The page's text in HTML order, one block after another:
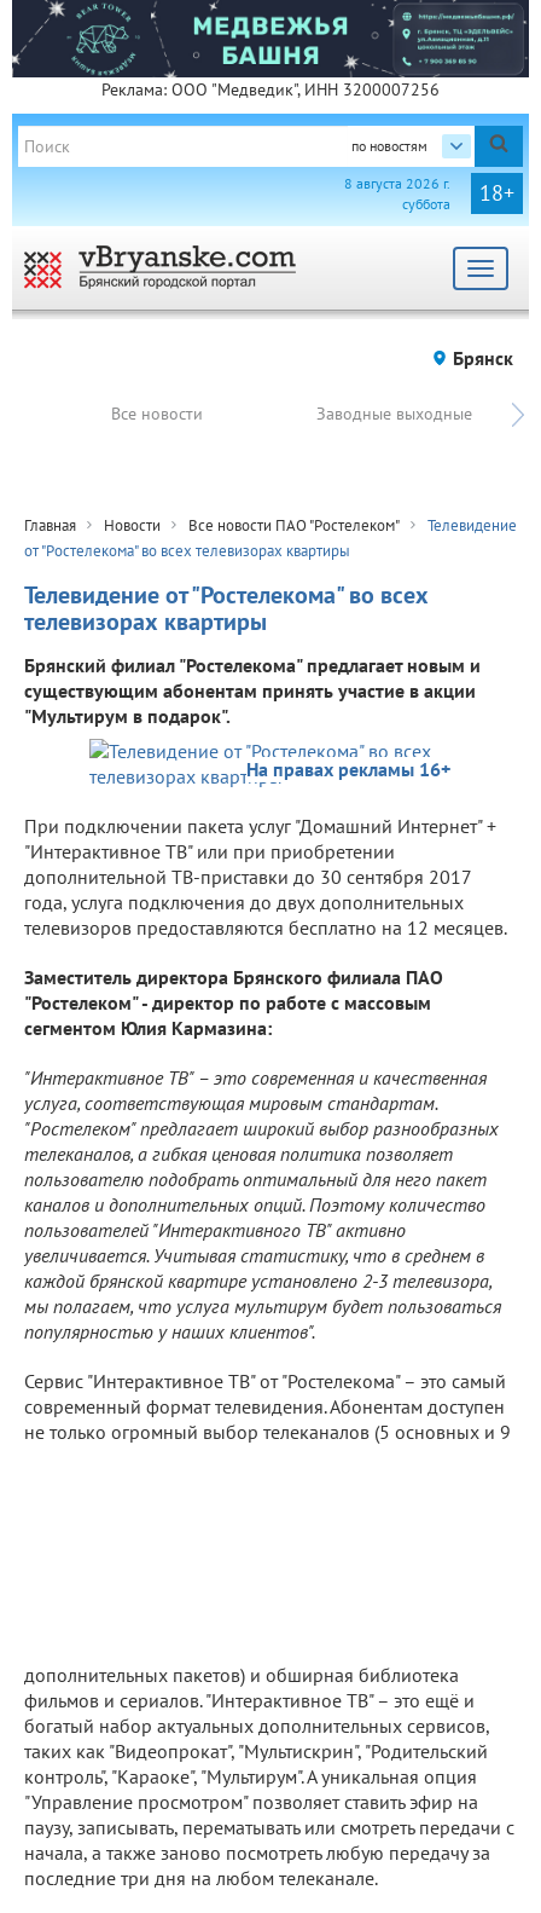
Реклама: ООО "Медведик", ИНН 3200007256
по новостям
18+
8 августа 2026 г.
суббота
Toggle
Брянск
Все новости Заводные выходные
Главная Новости Все новости ПАО "Ростелеком"
Телевидение
от "Ростелекома" во всех телевизорах квартиры
Телевидение от "Ростелекома" во всех
телевизорах квартиры
Брянский филиал "Ростелекома" предлагает новым и
существующим абонентам принять участие в акции
"Мультирум в подарок".
На правах рекламы 16+
При подключении пакета услуг "Домашний Интернет" +
"Интерактивное ТВ" или при приобретении
дополнительной ТВ-приставки до 30 сентября 2017
года, услуга подключения до двух дополнительных
телевизоров предоставляются бесплатно на 12 месяцев.
Заместитель директора Брянского филиала ПАО
"Ростелеком" - директор по работе с массовым
сегментом Юлия Кармазина:
"Интерактивное ТВ" – это современная и качественная
услуга, соответствующая мировым стандартам.
"Ростелеком" предлагает широкий выбор разнообразных
телеканалов, а гибкая ценовая политика позволяет
пользователю подобрать оптимальный для него пакет
каналов и дополнительных опций. Поэтому количество
пользователей "Интерактивного ТВ" активно
увеличивается. Учитывая статистику, что в среднем в
каждой брянской квартире установлено 2-3 телевизора,
мы полагаем, что услуга мультирум будет пользоваться
популярностью у наших клиентов".
Сервис "Интерактивное ТВ" от "Ростелекома" – это самый
современный формат телевидения. Абонентам доступен
не только огромный выбор телеканалов (5 основных и 9
дополнительных пакетов) и обширная библиотека
фильмов и сериалов. "Интерактивное ТВ" – это ещё и
богатый набор актуальных дополнительных сервисов,
таких как "Видеопрокат", "Мультискрин", "Родительский
контроль", "Караоке", "Мультирум". А уникальная опция
"Управление просмотром" позволяет ставить эфир на
паузу, записывать, перематывать или смотреть передачи с
начала, а также заново посмотреть любую передачу за
последние три дня на любом телеканале.